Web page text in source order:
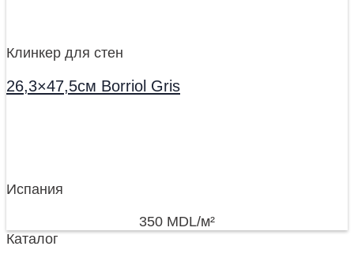
Клинкер для стен
26,3×47,5см Borriol Gris
Испания
350 MDL/м²
Каталог